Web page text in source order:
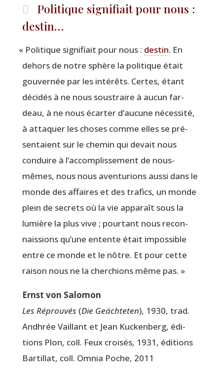
Politique signifiait pour nous :
destin…
« Poli­tique signi­fiait pour nous : des­tin. En
dehors de notre sphère la poli­tique était
gou­ver­née par les inté­rêts. Certes, étant
déci­dés à ne nous sous­traire à aucun far­
deau, à ne nous écar­ter d’au­cune néces­si­té,
à atta­quer les choses comme elles se pré­
sen­taient sur le che­min qui devait nous
conduire à l’ac­com­plis­se­ment de nous-
mêmes, nous nous aven­tu­rions aus­si dans le
monde des affaires et des tra­fics, un monde
plein de secrets où la vie appa­raît sous la
lumière la plus vive ; pour­tant nous recon­
nais­sions qu’une entente était impos­sible
entre ce monde et le nôtre. Et pour cette
rai­son nous ne la cher­chions même pas. »
Ernst von Salomon
Les Réprou­vés (Die Geäch­te­ten), 1930, trad.
Andh­rée Vaillant et Jean Kucken­berg, édi­
tions Plon, coll. Feux croi­sés, 1931, édi­tions
Bar­tillat, coll. Omnia Poche, 2011